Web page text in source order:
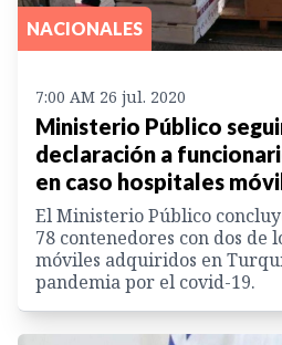
NACIONALES
7:00 AM 26 jul. 2020
Ministerio Público
declaración a
en caso hospitales
El Ministerio Público
78 contenedores con dos de
móviles adquiridos en
pandemia por el covid-19.